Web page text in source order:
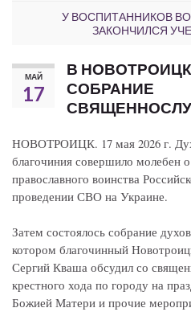
У ВОСПИТАННИКОВ
ЗАКОНЧИЛСЯ
МАЙ
17
В
СОБРАНИЕ
НОВОТРОИЦК. 17 мая 2026 г.
благочиния совершило молебен
православного воинства
проведении СВО на Украине.
Затем состоялось собрание
котором благочинный
Сергий Кваша обсудил со
крестного хода по городу на
Божией Матери и прочие